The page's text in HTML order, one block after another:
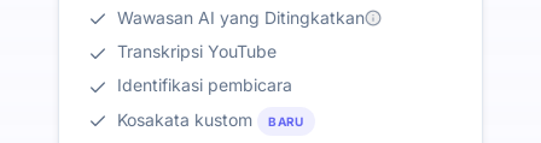
Wawasan AI yang Ditingkatkan
Transkripsi YouTube
Identifikasi pembicara
Kosakata kustom
BARU